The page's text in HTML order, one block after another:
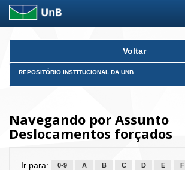
Skip
Voltar
REPOSITÓRIO INSTITUCIONAL DA UNB
Navegando por Assunto
Deslocamentos forçados
Ir para: 0-9 A B C D E F